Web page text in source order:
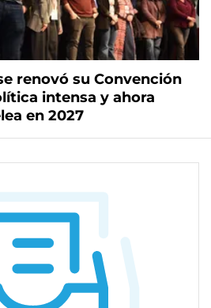
renovó su Convención
intensa y ahora
en 2027